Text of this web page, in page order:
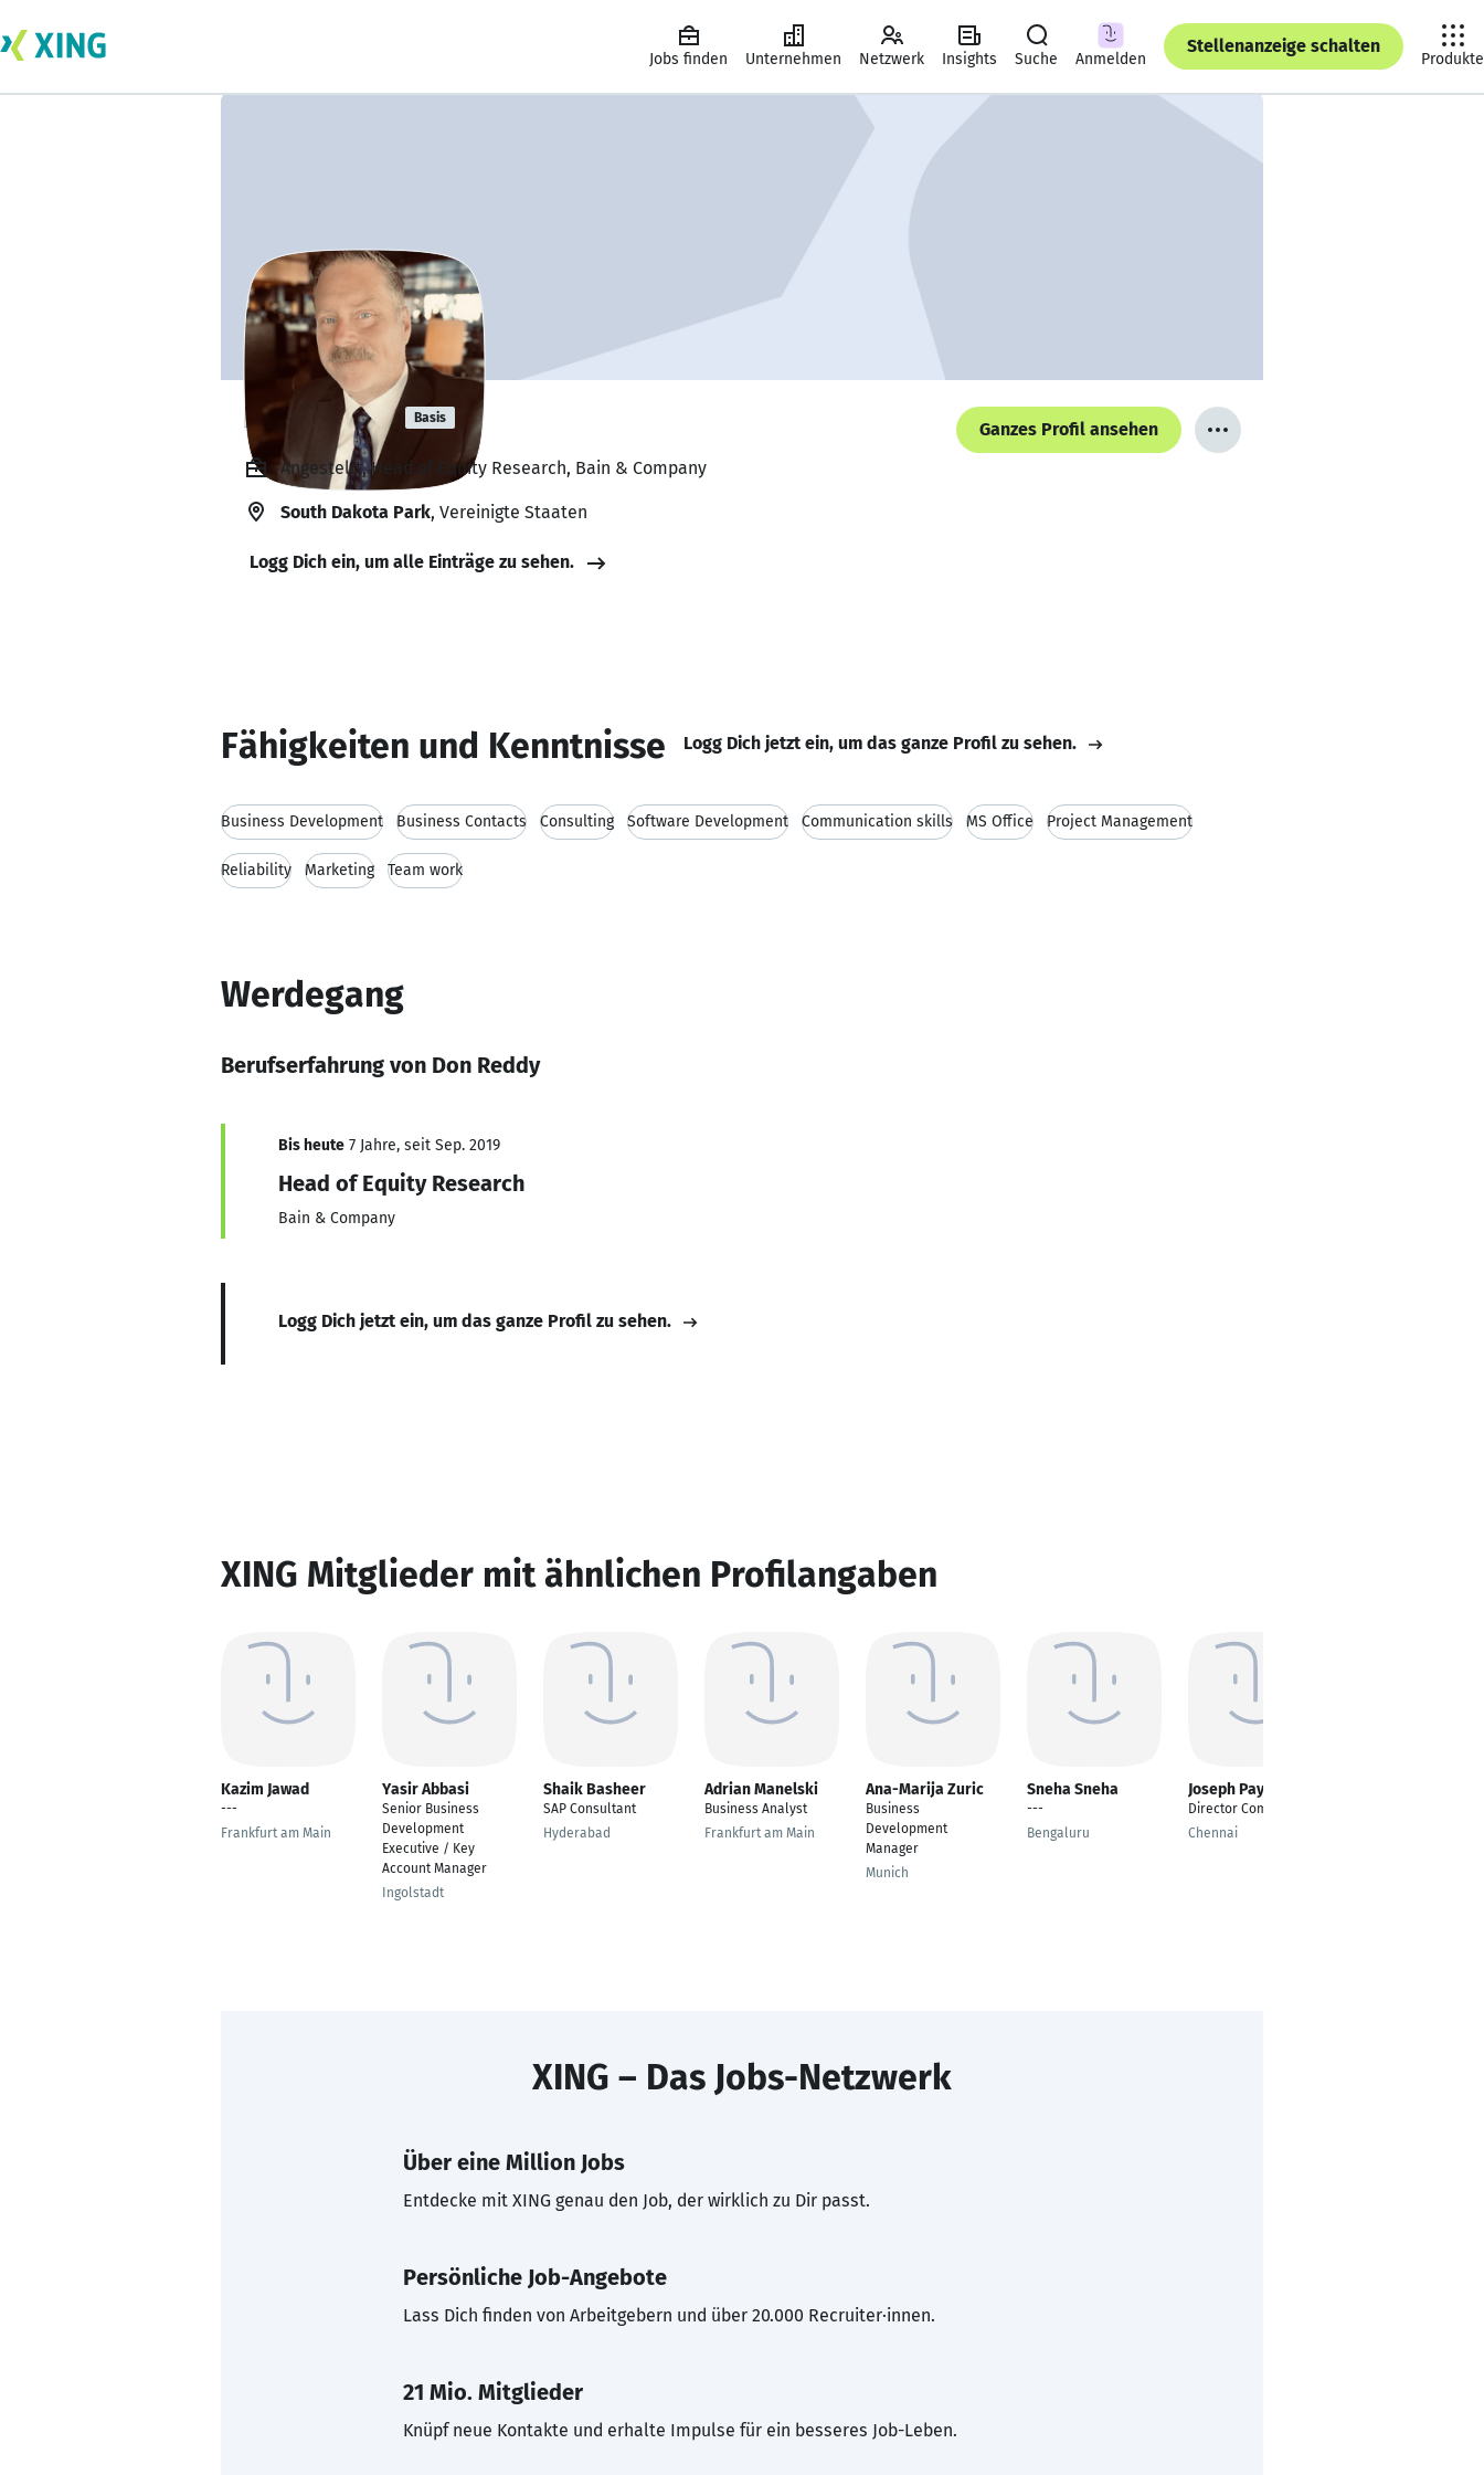
Jobs finden Unternehmen Netzwerk Insights Suche Anmelden
Stellenanzeige schalten
Produkte
Don Reddy Basis
Ganzes Profil ansehen
Angestellt, Head of Equity Research, Bain & Company
South Dakota Park, Vereinigte Staaten
Logg Dich ein, um alle Einträge zu sehen.
Fähigkeiten und Kenntnisse Logg Dich jetzt ein, um das ganze Profil zu sehen.
Business Development Business Contacts Consulting Software Development Communication skills MS Office Project Management
Reliability Marketing Team work
Werdegang
Berufserfahrung von Don Reddy
Bis heute 7 Jahre, seit Sep. 2019
Head of Equity Research
Bain & Company
Logg Dich jetzt ein, um das ganze Profil zu sehen.
XING Mitglieder mit ähnlichen Profilangaben
Kazim Jawad
---
Frankfurt am Main
Yasir Abbasi
Senior Business
Development
Executive / Key
Account Manager
Ingolstadt
Shaik Basheer
SAP Consultant
Hyderabad
Adrian Manelski
Business Analyst
Frankfurt am Main
Ana-Marija Zuric
Business
Development
Manager
Munich
Sneha Sneha
---
Bengaluru
Joseph Payappan
Director Comercial
Chennai
XING – Das Jobs-Netzwerk
Über eine Million Jobs
Entdecke mit XING genau den Job, der wirklich zu Dir passt.
Persönliche Job-Angebote
Lass Dich finden von Arbeitgebern und über 20.000 Recruiter·innen.
21 Mio. Mitglieder
Knüpf neue Kontakte und erhalte Impulse für ein besseres Job-Leben.